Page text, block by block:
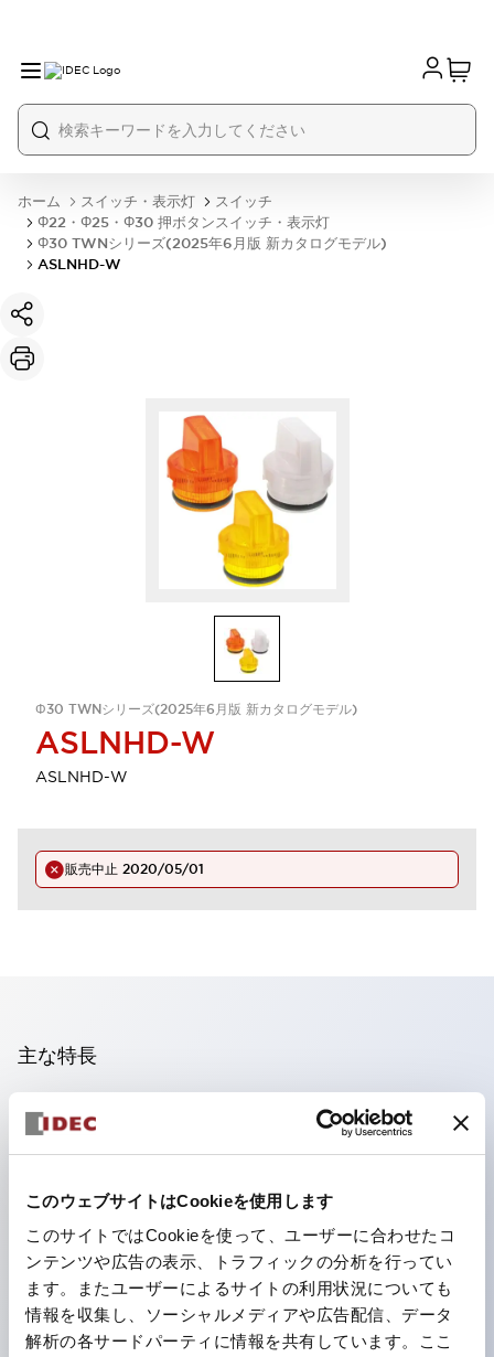
このウェブサイトはCookieを使用します
このサイトではCookieを使って、ユーザーに合わせたコ
ンテンツや広告の表示、トラフィックの分析を行ってい
ます。またユーザーによるサイトの利用状況についても
情報を収集し、ソーシャルメディアや広告配信、データ
解析の各サードパーティに情報を共有しています。ここ
ホーム スイッチ・表示灯
スイッチ
Φ22・Φ25・Φ30 押ボタンスイッチ・表示灯
Φ30 TWNシリーズ(2025年6月版 新カタログモデル)
ASLNHD-W
Φ30 TWNシリーズ(2025年6月版 新カタログモデル)
ASLNHD-W
ASLNHD-W
販売中止 2020/05/01
主な特長
照光ユニットの低電圧タイプ(6～24Vタイプ)は2026
年1月より新カタログモデルの製品に順次切り替え予定
保護構造IP20に対応したHW-U形コンタクトブロック
を搭載。
高電圧タイプのLED球が搭載可能になり、ダイレクト
タイプの定格使用電圧が最大240Vまで対応可能になり
ました。